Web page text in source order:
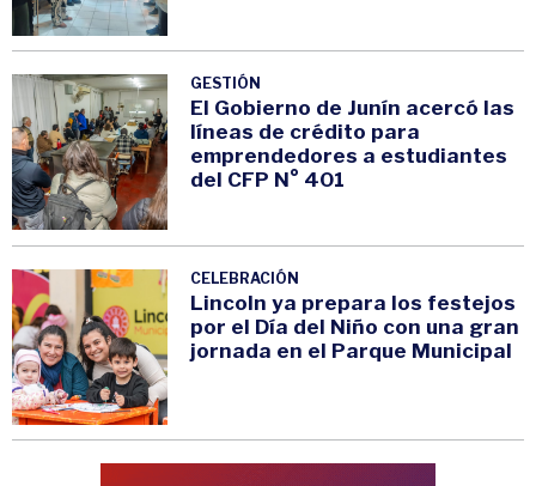
GESTIÓN
El Gobierno de Junín acercó las
líneas de crédito para
emprendedores a estudiantes
del CFP N° 401
CELEBRACIÓN
Lincoln ya prepara los festejos
por el Día del Niño con una gran
jornada en el Parque Municipal